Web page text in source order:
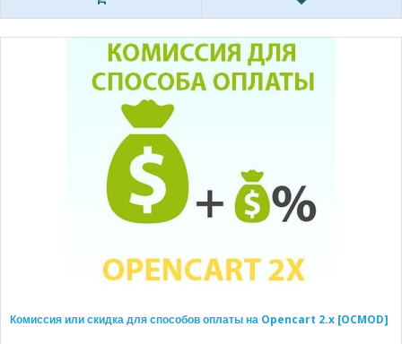
Комиссия или скидка для способов оплаты на Opencart 2.x [OCMOD]